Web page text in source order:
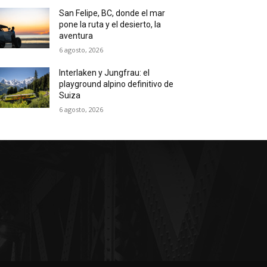
San Felipe, BC, donde el mar
pone la ruta y el desierto, la
aventura
6 agosto, 2026
Interlaken y Jungfrau: el
playground alpino definitivo de
Suiza
6 agosto, 2026